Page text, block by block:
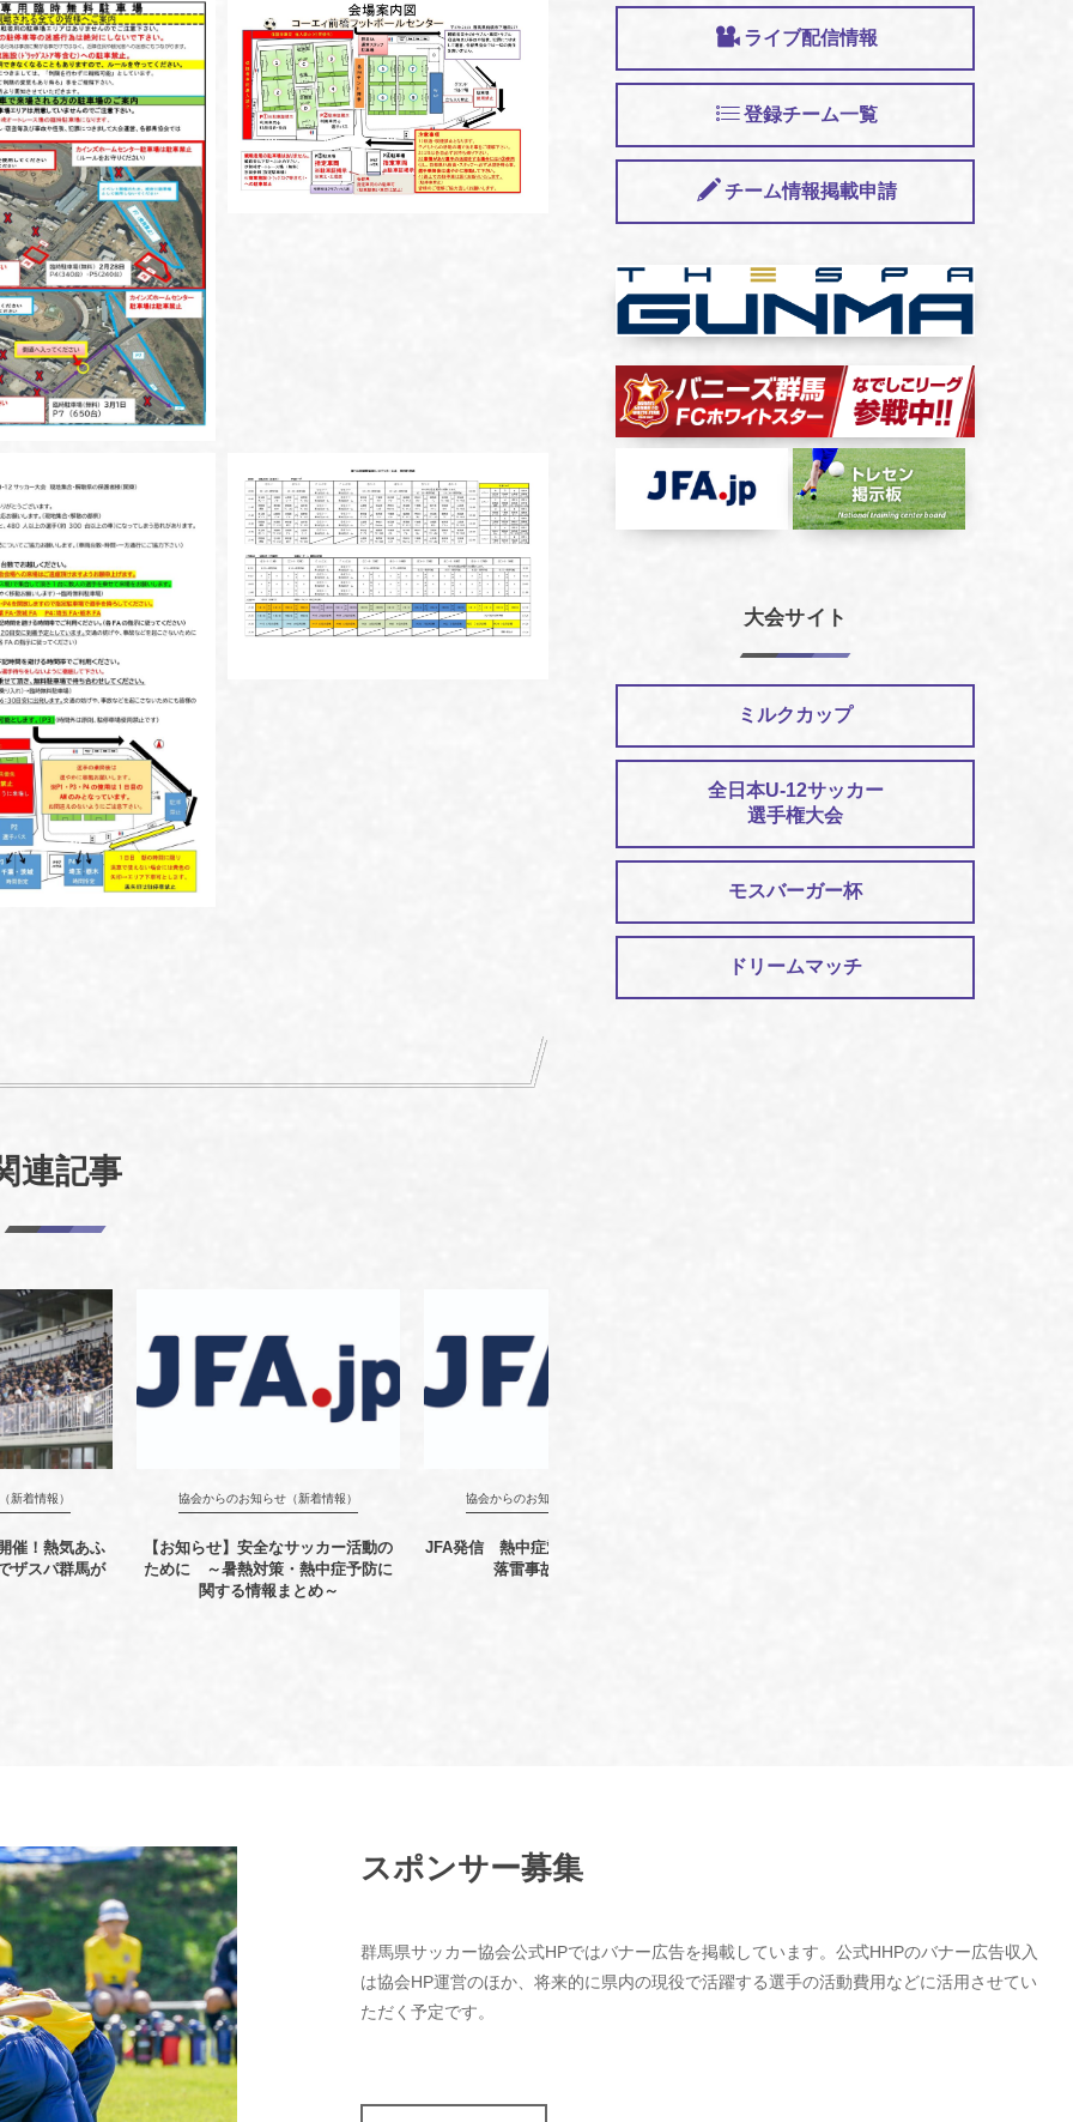
連記事
新着情報）
催！熱気あふ
ザスパ群馬が
協会からのお知らせ（新着情報）
【お知らせ】安全なサッカー活動の
ために ～暑熱対策・熱中症予防に
関する情報まとめ～
協会からのお知らせ（新着情報）
JFA発信 熱中症対策ガイドライン・
落雷事故防止対策
ライブ配信情報
登録チーム一覧
チーム情報掲載申請
大会サイト
ミルクカップ
全日本U-12サッカー
選手権大会
モスバーガー杯
ドリームマッチ
スポンサー募集
群馬県サッカー協会公式HPではバナー広告を掲載しています。公式HHPのバナー広告収入
は協会HP運営のほか、将来的に県内の現役で活躍する選手の活動費用などに活用させてい
ただく予定です。